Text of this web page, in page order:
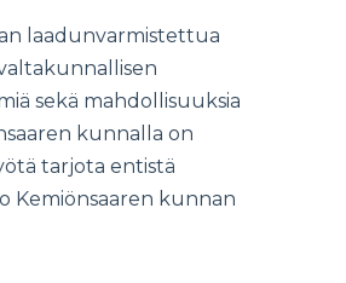
laadunvarmistettua
sekä mahdollisuuksia
kunnalla on
tarjota entistä
Kemiönsaaren kunnan